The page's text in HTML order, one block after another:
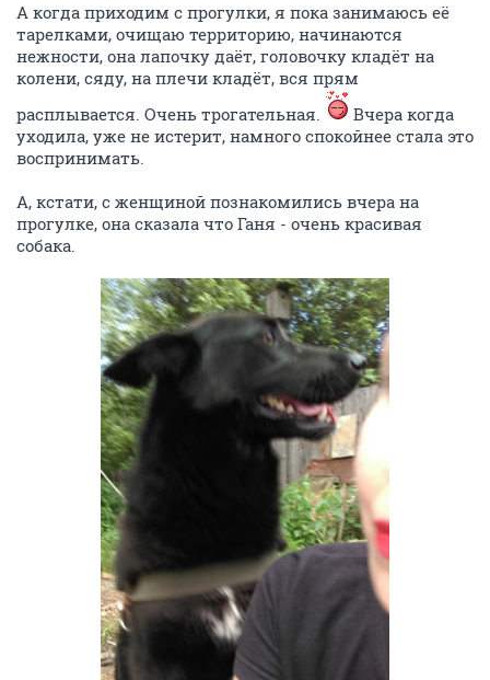
А когда приходим с прогулки, я пока занимаюсь её
тарелками, очищаю территорию, начинаются
нежности, она лапочку даёт, головочку кладёт на
колени, сяду, на плечи кладёт, вся прям
расплывается. Очень трогательная.
Вчера когда
уходила, уже не истерит, намного спокойнее стала это
воспринимать.
А, кстати, с женщиной познакомились вчера на
прогулке, она сказала что Ганя - очень красивая
собака.